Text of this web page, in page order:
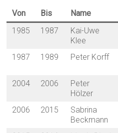
Von Bis Name
1985
1987
Kai-Uwe
Klee
1987
1989 Peter Korff
2004
2006
Peter
Hölzer
2006
2015
Sabrina
Beckmann